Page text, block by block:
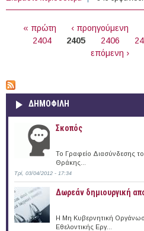
« πρώτη ‹ προηγούμενη
2404
2405 2406
επόμενη ›
ΔΗΜΟΦΙΛΗ
Σκοπός
Το Γραφείο Διασύνδεσης
Θράκης...
Τρί, 03/04/2012 - 17:34
Δωρεάν δημιουργική
Η Μη Κυβερνητική
Εθελοντικής Εργ...